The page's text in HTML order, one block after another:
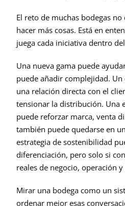
El reto de muchas bodegas
hacer más cosas. Está en
juega cada iniciativa dentro
Una nueva gama puede
puede añadir complejidad.
una relación directa con el
tensionar la distribución. Una
puede reforzar marca, venta
también puede quedarse en
estrategia de sostenibilidad
diferenciación, pero solo si
reales de negocio, operación
Mirar una bodega como un
ordenar mejor esas